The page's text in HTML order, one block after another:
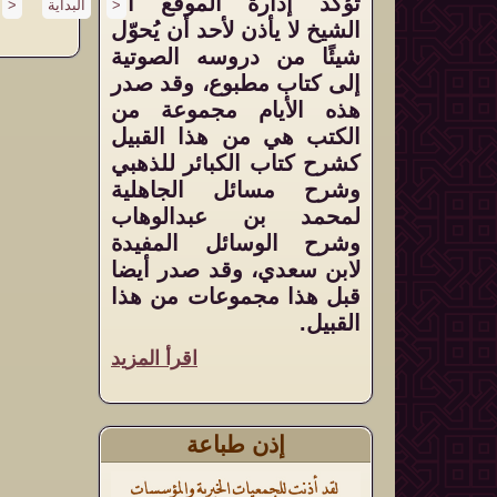
البداية < >
إذن طباعة
الشيخ لا يأذن لأحد أن يُحوّل
شيئًا من دروسه الصوتية
إلى كتاب مطبوع، وقد صدر
هذه الأيام مجموعة من
الكتب هي من هذا القبيل
كشرح كتاب الكبائر للذهبي
وشرح مسائل الجاهلية
لمحمد بن عبدالوهاب
وشرح الوسائل المفيدة
لابن سعدي، وقد صدر أيضا
قبل هذا مجموعات من هذا
القبيل.
اقرأ المزيد